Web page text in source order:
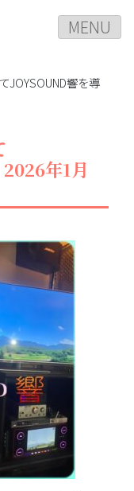
MENU
JOYSOUND響を導
年1月